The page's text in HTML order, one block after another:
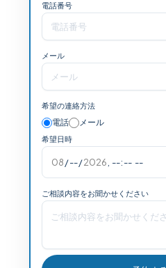
電話番号
メール
希望の連絡方法
電話 メール
希望日時
ご相談内容をお聞かせください